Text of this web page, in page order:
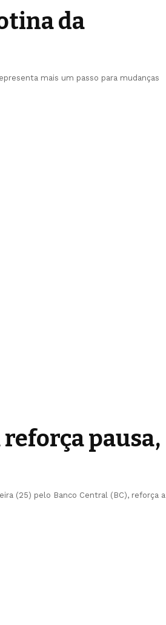
da
mais um passo para mudanças
reforça pausa,
(25) pelo Banco Central (BC), reforça a